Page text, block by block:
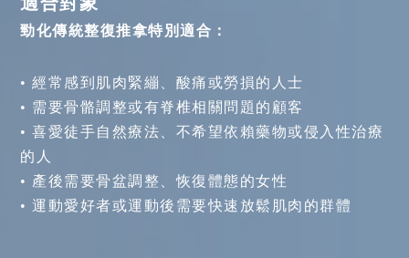
勁化傳統整復推拿特別適合：
• 經常感到肌肉緊繃、酸痛或勞損的人士
• 需要骨骼調整或有脊椎相關問題的顧客
• 喜愛徒手自然療法、不希望依賴藥物或侵入性治療
的人
• 產後需要骨盆調整、恢復體態的女性
• 運動愛好者或運動後需要快速放鬆肌肉的群體